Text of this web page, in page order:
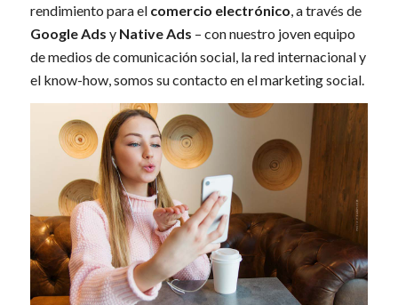
rendimiento para el comercio electrónico , a través de
Google Ads y Native Ads – con nuestro joven equipo
de medios de comunicación social, la red internacional y
el know-how, somos su contacto en el marketing social.